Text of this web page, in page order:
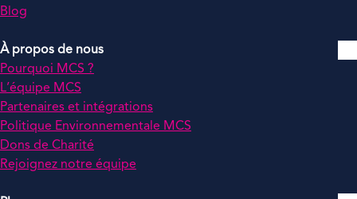
Blog
À propos de nous
Pourquoi MCS ?
L’équipe MCS
Partenaires et intégrations
Politique Environnementale MCS
Dons de Charité
Rejoignez notre équipe